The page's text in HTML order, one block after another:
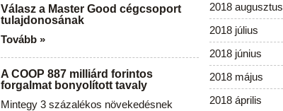
Válasz a Master Good cégcsoport
tulajdonosának
Tovább »
A COOP 887 milliárd forintos
forgalmat bonyolított tavaly
Mintegy 3 százalékos növekedésnek
2018 augusztus
2018 július
2018 június
2018 május
2018 április